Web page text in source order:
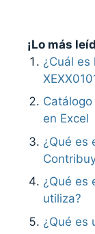
¡Lo más
¿Cuál es
en Excel
¿Qué es
¿Qué es
utiliza?
¿Qué es